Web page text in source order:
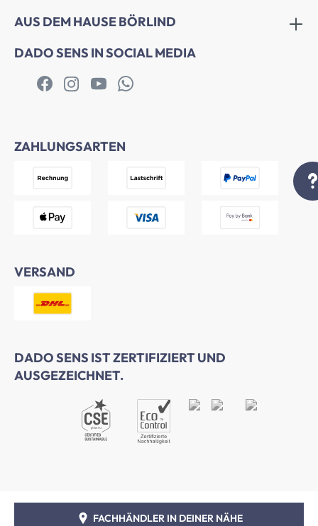
AUS DEM HAUSE BÖRLIND
DADO SENS IN SOCIAL MEDIA
ZAHLUNGSARTEN
VERSAND
DADO SENS IST ZERTIFIZIERT UND
AUSGEZEICHNET.
FACHHÄNDLER IN DEINER NÄHE